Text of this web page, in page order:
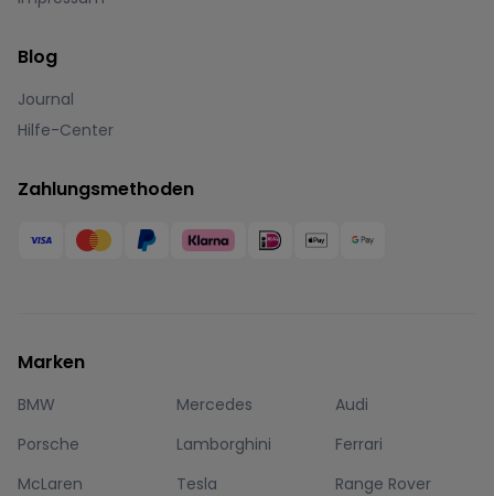
Blog
Journal
Hilfe-Center
Zahlungsmethoden
Marken
BMW Mercedes
Audi
Porsche
Lamborghini
Ferrari
McLaren
Tesla
Range Rover